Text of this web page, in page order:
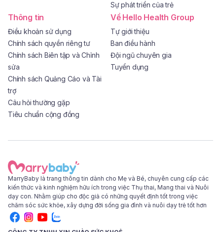
Sự phát triển của trẻ
Thông tin
Điều khoản sử dụng
Chính sách quyền riêng tư
Chính sách Biên tập và Chỉnh
sửa
Chính sách Quảng Cáo và Tài
trợ
Câu hỏi thường gặp
Tiêu chuẩn cộng đồng
Về Hello Health Group
Tự giới thiệu
Ban điều hành
Đội ngũ chuyên gia
Tuyển dụng
MarryBaby là trang thông tin dành cho Mẹ và Bé, chuyên cung cấp các
kiến thức và kinh nghiệm hữu ích trong việc Thụ thai, Mang thai và Nuôi
dạy con. Nhằm giúp cho độc giả có những quyết định tốt trong việc
chăm sóc sức khỏe, xây dựng đời sống gia đình và nuôi dạy trẻ tốt hơn